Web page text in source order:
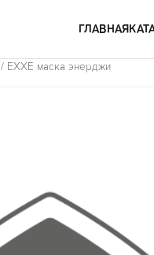
ГЛАВНАЯ
/ EXXE маска энерджи